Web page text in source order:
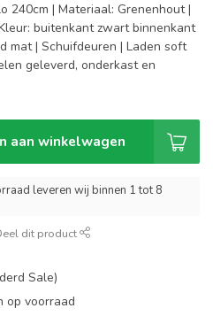
240cm | Materiaal: Grenenhout |
buitenkant zwart binnenkant
mat | Schuifdeuren | Laden soft
geleverd, onderkast en
aan winkelwagen
leveren wij binnen 1 tot 8
dit product
Sale)
op voorraad